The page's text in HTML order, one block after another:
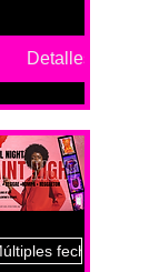
Detalles
fechas